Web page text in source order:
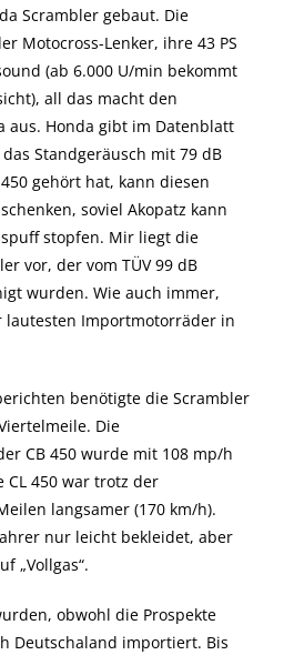
Scrambler gebaut. Die
Motocross-Lenker, ihre 43 PS
(ab 6.000 U/min bekommt
all das macht den
aus. Honda gibt im Datenblatt
Standgeräusch mit 79 dB
gehört hat, kann diesen
soviel Akopatz kann
stopfen. Mir liegt die
vor, der vom TÜV 99 dB
wurden. Wie auch immer,
lautesten Importmotorräder in
benötigte die Scrambler
Die
CB 450 wurde mit 108 mp/h
CL 450 war trotz der
langsamer (170 km/h).
nur leicht bekleidet, aber
„Vollgas“.
obwohl die Prospekte
Deutschaland importiert. Bis